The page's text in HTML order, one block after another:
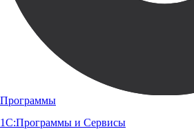
Программы
1С:Программы и Сервисы